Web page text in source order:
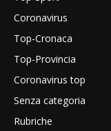
Coronavirus
Top-Cronaca
Top-Provincia
Coronavirus top
Senza categoria
Rubriche